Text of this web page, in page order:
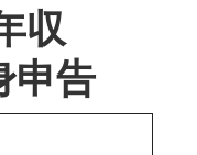
収
申告